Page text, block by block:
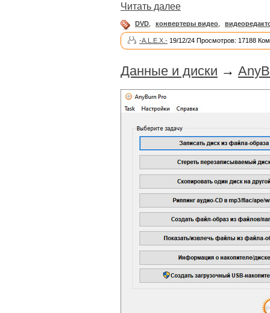
Читать далее
DVD, конвертеры видео,
-A.L.E.X.- 19/12/24 Просмотров: 17188
Данные и диски →